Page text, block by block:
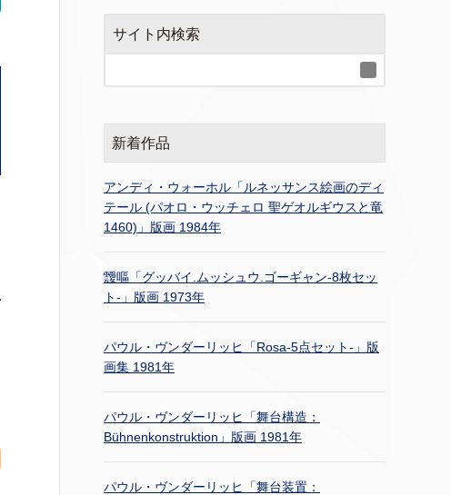
サイト内検索
新着作品
アンディ・ウォーホル「ルネッサンス絵画のディ
テール (パオロ・ウッチェロ 聖ゲオルギウスと竜
1460)」版画 1984年
靉嘔「グッバイ.ムッシュウ.ゴーギャン-8枚セッ
ト-」版画 1973年
パウル・ヴンダーリッヒ「Rosa-5点セット-」版
画集 1981年
パウル・ヴンダーリッヒ「舞台構造：
Bühnenkonstruktion」版画 1981年
パウル・ヴンダーリッヒ「舞台装置：